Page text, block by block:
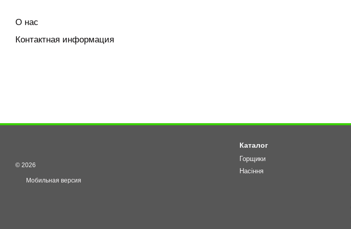
О нас
Контактная информация
© 2026
Мобильная версия
Каталог
Горщики
Насіння